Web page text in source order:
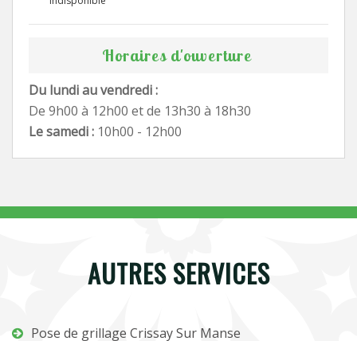
Horaires d'ouverture
Du lundi au vendredi :
De 9h00 à 12h00 et de 13h30 à 18h30
Le samedi : 10h00 - 12h00
AUTRES SERVICES
Pose de grillage Crissay Sur Manse